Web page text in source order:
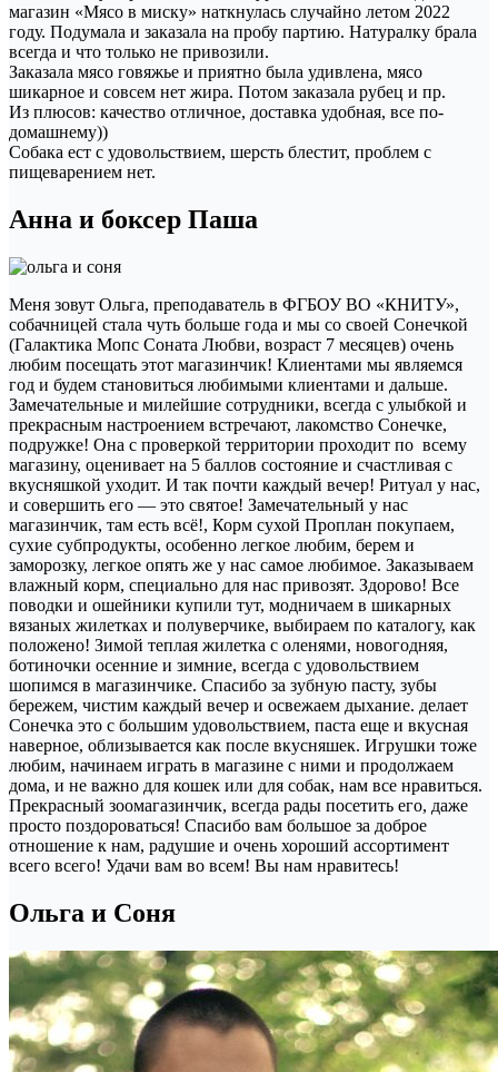
магазин «Мясо в миску» наткнулась случайно летом 2022
году. Подумала и заказала на пробу партию. Натуралку брала
всегда и что только не привозили.
Заказала мясо говяжье и приятно была удивлена, мясо
шикарное и совсем нет жира. Потом заказала рубец и пр.
Из плюсов: качество отличное, доставка удобная, все по-
домашнему))
Собака ест с удовольствием, шерсть блестит, проблем с
пищеварением нет.
Анна и боксер Паша
Меня зовут Ольга, преподаватель в ФГБОУ ВО «КНИТУ»,
собачницей стала чуть больше года и мы со своей Сонечкой
(Галактика Мопс Соната Любви, возраст 7 месяцев) очень
любим посещать этот магазинчик! Клиентами мы являемся
год и будем становиться любимыми клиентами и дальше.
Замечательные и милейшие сотрудники, всегда с улыбкой и
прекрасным настроением встречают, лакомство Сонечке,
подружке! Она с проверкой территории проходит по всему
магазину, оценивает на 5 баллов состояние и счастливая с
вкусняшкой уходит. И так почти каждый вечер! Ритуал у нас,
и совершить его — это святое! Замечательный у нас
магазинчик, там есть всё!, Корм сухой Проплан покупаем,
сухие субпродукты, особенно легкое любим, берем и
заморозку, легкое опять же у нас самое любимое. Заказываем
влажный корм, специально для нас привозят. Здорово! Все
поводки и ошейники купили тут, модничаем в шикарных
вязаных жилетках и полуверчике, выбираем по каталогу, как
положено! Зимой теплая жилетка с оленями, новогодняя,
ботиночки осенние и зимние, всегда с удовольствием
шопимся в магазинчике. Спасибо за зубную пасту, зубы
бережем, чистим каждый вечер и освежаем дыхание. делает
Сонечка это с большим удовольствием, паста еще и вкусная
наверное, облизывается как после вкусняшек. Игрушки тоже
любим, начинаем играть в магазине с ними и продолжаем
дома, и не важно для кошек или для собак, нам все нравиться.
Прекрасный зоомагазинчик, всегда рады посетить его, даже
просто поздороваться! Спасибо вам большое за доброе
отношение к нам, радушие и очень хороший ассортимент
всего всего! Удачи вам во всем! Вы нам нравитесь!
Ольга и Соня